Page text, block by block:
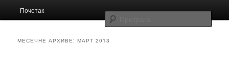
Заједница
изборник
Скочи
Скочи
Почетак
МЕСЕЧНЕ АРХИВЕ:МАРТ 2013